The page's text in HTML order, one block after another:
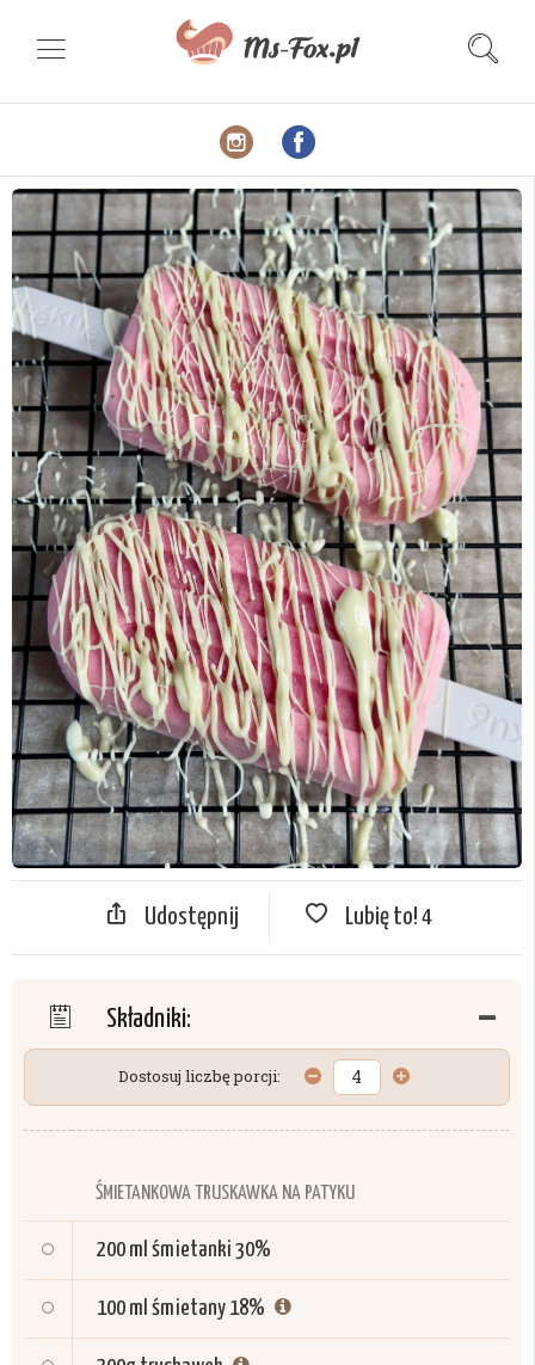
Udostępnij Lubię to! 4
Składniki:
Dostosuj liczbę porcji:
ŚMIETANKOWA TRUSKAWKA NA PATYKU
200 ml śmietanki 30%
100 ml śmietany 18%